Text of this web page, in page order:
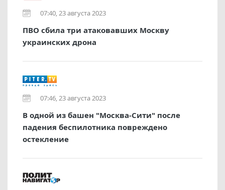
07:40, 23 августа 2023
ПВО сбила три атаковавших Москву
украинских дрона
07:46, 23 августа 2023
В одной из башен "Москва-Сити" после
падения беспилотника повреждено
остекление